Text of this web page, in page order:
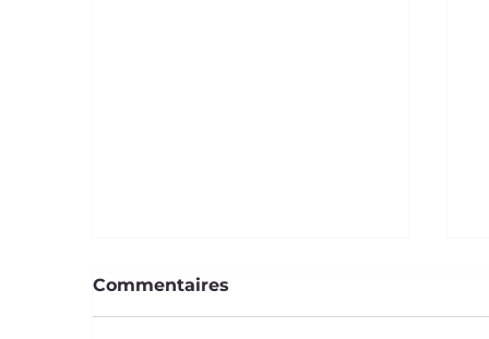
Commentaires